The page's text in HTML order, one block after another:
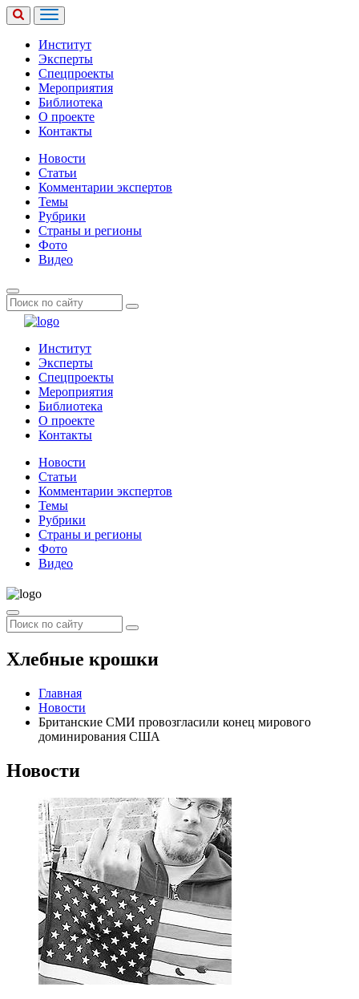
Институт
Эксперты
Спецпроекты
Мероприятия
Библиотека
О проекте
Контакты
Новости
Статьи
Комментарии экспертов
Темы
Рубрики
Страны и регионы
Фото
Видео
Институт
Эксперты
Спецпроекты
Мероприятия
Библиотека
О проекте
Контакты
Новости
Статьи
Комментарии экспертов
Темы
Рубрики
Страны и регионы
Фото
Видео
Хлебные крошки
Главная
Новости
Британские СМИ провозгласили конец мирового
доминирования США
Новости